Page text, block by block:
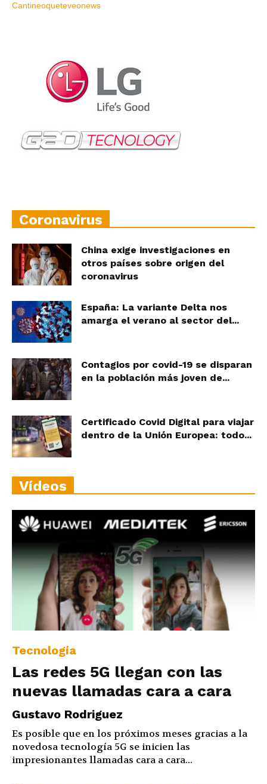
Coronavirus
China exige investigaciones en
otros países sobre origen del
coronavirus
España: La variante Delta nos
amarga el verano al sector del...
Contagios por covid-19 se disparan
en la población más joven de...
Certificado Covid Digital para viajar
dentro de la Unión Europea: todo...
Vídeos
Tecnología
Las redes 5G llegan con las
nuevas llamadas cara a cara
Gustavo Rodriguez
Es posible que en los próximos meses gracias a la
novedosa tecnología 5G se inicien las
impresionantes llamadas cara a cara...